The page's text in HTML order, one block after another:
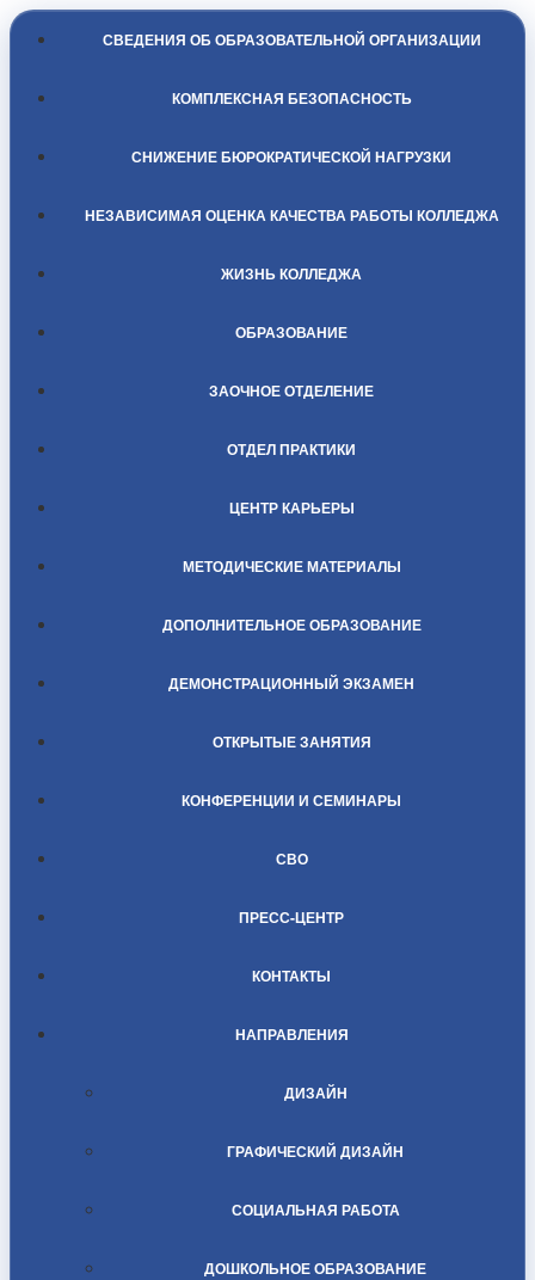
СВЕДЕНИЯ ОБ ОБРАЗОВАТЕЛЬНОЙ ОРГАНИЗАЦИИ
КОМПЛЕКСНАЯ БЕЗОПАСНОСТЬ
СНИЖЕНИЕ БЮРОКРАТИЧЕСКОЙ НАГРУЗКИ
НЕЗАВИСИМАЯ ОЦЕНКА КАЧЕСТВА РАБОТЫ КОЛЛЕДЖА
ЖИЗНЬ КОЛЛЕДЖА
ОБРАЗОВАНИЕ
ЗАОЧНОЕ ОТДЕЛЕНИЕ
ОТДЕЛ ПРАКТИКИ
ЦЕНТР КАРЬЕРЫ
МЕТОДИЧЕСКИЕ МАТЕРИАЛЫ
ДОПОЛНИТЕЛЬНОЕ ОБРАЗОВАНИЕ
ДЕМОНСТРАЦИОННЫЙ ЭКЗАМЕН
ОТКРЫТЫЕ ЗАНЯТИЯ
КОНФЕРЕНЦИИ И СЕМИНАРЫ
СВО
ПРЕСС-ЦЕНТР
КОНТАКТЫ
НАПРАВЛЕНИЯ
ДИЗАЙН
ГРАФИЧЕСКИЙ ДИЗАЙН
СОЦИАЛЬНАЯ РАБОТА
ДОШКОЛЬНОЕ ОБРАЗОВАНИЕ